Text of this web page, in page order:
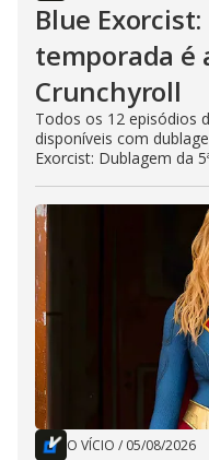
Blue
temporada é
Crunchyroll
Todos os 12 episódios
disponíveis com
Exorcist: Dublagem da
O VÍCIO / 05/08/2026